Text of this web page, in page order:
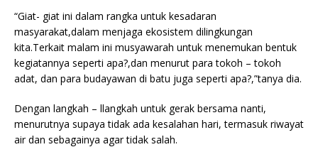
“Giat- giat ini dalam rangka untuk kesadaran
masyarakat,dalam menjaga ekosistem dilingkungan
kita.Terkait malam ini musyawarah untuk menemukan bentuk
kegiatannya seperti apa?,dan menurut para tokoh – tokoh
adat, dan para budayawan di batu juga seperti apa?,”tanya dia.
Dengan langkah – llangkah untuk gerak bersama nanti,
menurutnya supaya tidak ada kesalahan hari, termasuk riwayat
air dan sebagainya agar tidak salah.